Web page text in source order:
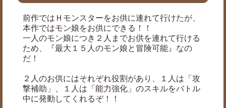
前作ではＨモンスターをお供に連れて行けたが、
本作ではモン娘をお供にできる！！
一人のモン娘につき２人までお供を連れて行ける
ため、『最大１５人のモン娘と冒険可能』なの
だ！
２人のお供にはそれぞれ役割があり、１人は「攻
撃補助」、１人は「能力強化」のスキルをバトル
中に発動してくれるぞ！！